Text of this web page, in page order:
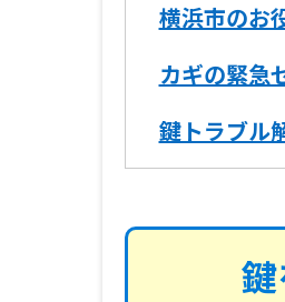
横浜市のお
カギの緊急
鍵トラブル